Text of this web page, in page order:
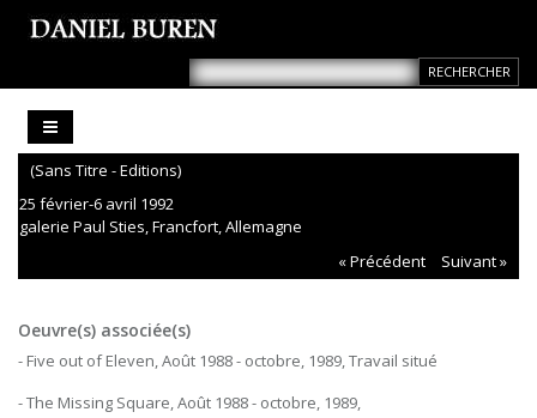
(Sans Titre - Editions)
25 février-6 avril 1992
galerie Paul Sties, Francfort, Allemagne
« Précédent
Suivant »
Oeuvre(s) associée(s)
- Five out of Eleven, Août 1988 - octobre, 1989, Travail situé
- The Missing Square, Août 1988 - octobre, 1989,